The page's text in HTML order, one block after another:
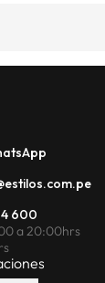
600
a 20:00hrs